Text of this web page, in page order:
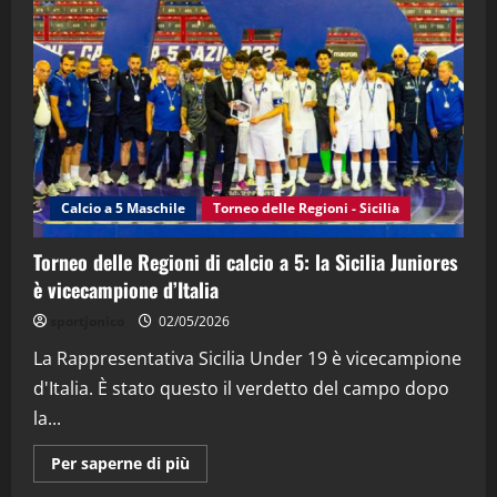
4
“SportEmpire” in Podcast: 27^ Puntata
(Martedi 14 Aprile 2026)
15/04/2026
5
"SportEmpire" in Podcast
“SportEmpire” in Podcast: 26^ Puntata
(Martedi 07 Aprile 2026)
08/04/2026
Calcio a 5 Maschile Torneo delle Regioni - Sicilia
Torneo delle Regioni di calcio a 5: la Sicilia Juniores
è vicecampione d’Italia
02/05/2026
La Rappresentativa Sicilia Under 19 è vicecampione
d'Italia. È stato questo il verdetto del campo dopo
la...
Per saperne di più
informazioni